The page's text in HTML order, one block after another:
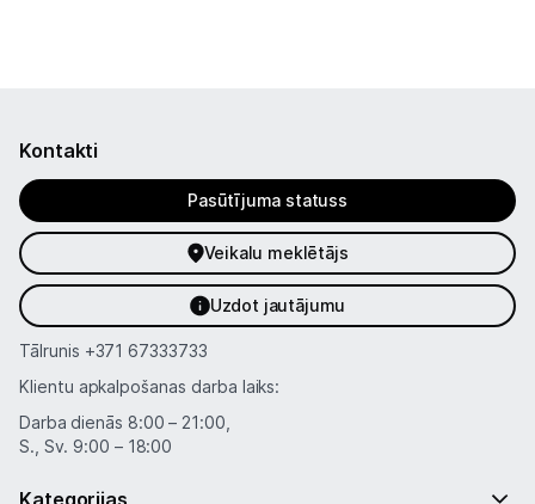
Piegāde un apmaksa
Tehnikas izvešana
Uzņēmumiem
Tet pakalpojumi
Kontakti
Kontakti
Pasūtījuma statuss
Veikalu meklētājs
Uzdot jautājumu
Tālrunis +371 67333733
Klientu apkalpošanas darba laiks:
Darba dienās 8:00 – 21:00,
S., Sv. 9:00 – 18:00
Kategorijas